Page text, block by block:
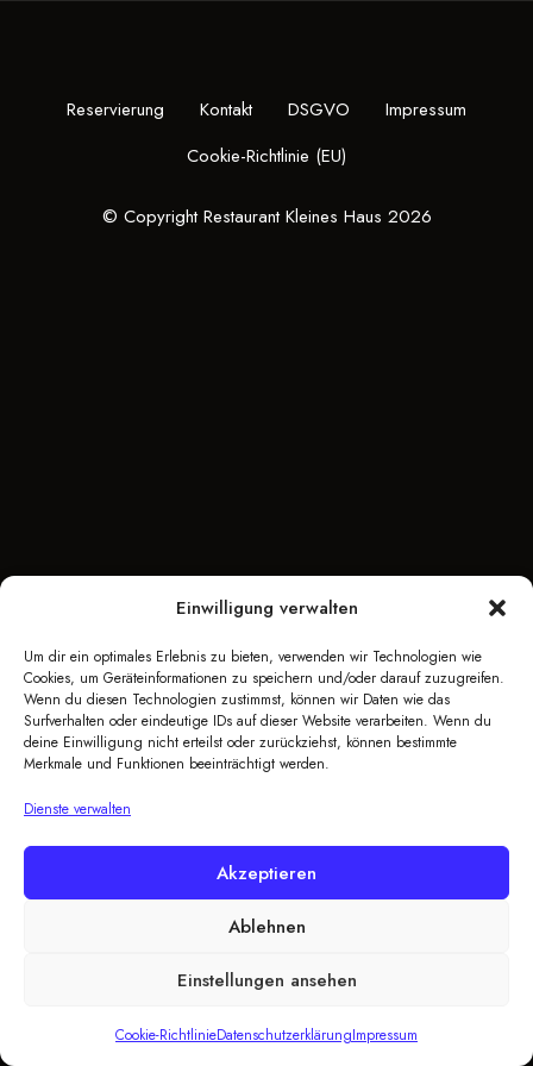
Einwilligung verwalten
Um dir ein optimales Erlebnis zu bieten, verwenden wir Technologien wie
Cookies, um Geräteinformationen zu speichern und/oder darauf zuzugreifen.
Wenn du diesen Technologien zustimmst, können wir Daten wie das
Surfverhalten oder eindeutige IDs auf dieser Website verarbeiten. Wenn du
deine Einwilligung nicht erteilst oder zurückziehst, können bestimmte
Merkmale und Funktionen beeinträchtigt werden.
Dienste verwalten
Akzeptieren
Ablehnen
Einstellungen ansehen
Cookie-RichtlinieDatenschutzerklärungImpressum
Reservierung Kontakt DSGVO
Impressum
Cookie-Richtlinie (EU)
© Copyright Restaurant Kleines Haus 2026